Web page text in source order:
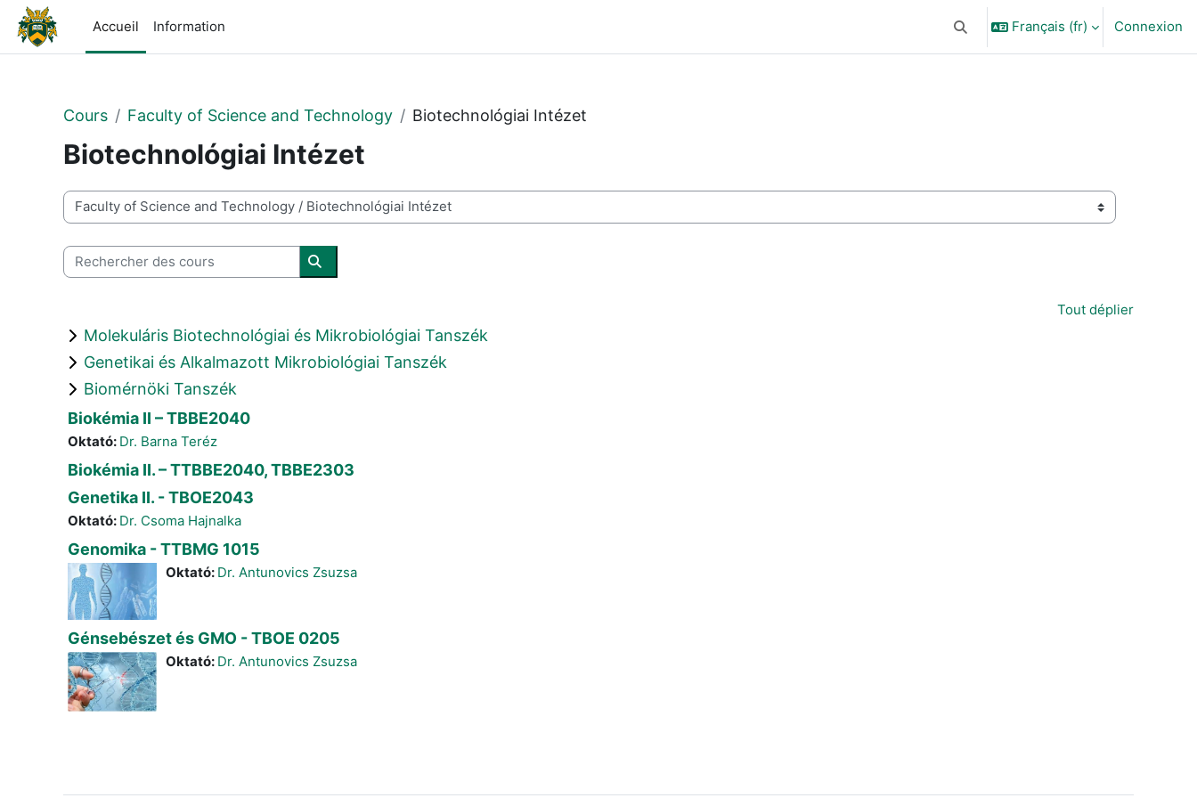
Passer au contenu principal
Accueil
Information Activer/désactiver la saisie de
Français ‎(fr)‎ Connexion
Cours Faculty of Science and Technology Biotechnológiai Intézet
Biotechnológiai Intézet
Catégories de cours
Rechercher des cours
Rechercher des cours
Tout déplier
Molekuláris Biotechnológiai és Mikrobiológiai Tanszék
Genetikai és Alkalmazott Mikrobiológiai Tanszék
Biomérnöki Tanszék
Biokémia II – TBBE2040
Oktató: Dr. Barna Teréz
Biokémia II. – TTBBE2040, TBBE2303
Genetika II. - TBOE2043
Oktató: Dr. Csoma Hajnalka
Genomika - TTBMG 1015
Oktató: Dr. Antunovics Zsuzsa
Génsebészet és GMO - TBOE 0205
Oktató: Dr. Antunovics Zsuzsa